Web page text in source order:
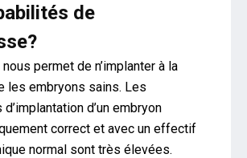
de
permet de n’implanter à la
les embryons sains. Les
d’un embryon
correct et avec un effectif
normal sont très élevées.